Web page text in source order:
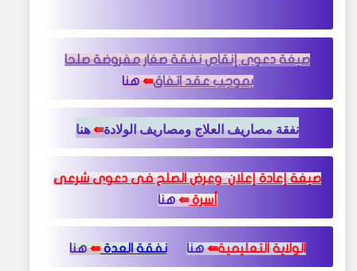
صيغةدعوى إنقاص نفقة صغار مفروضة صلحا
بموجب عقد اتفاق⇚هنا
نفقة مصاريف العلاج ومصاريف الولادة⇚هنا
صيغة إعادة إعلان وعرض الصلح فى دعوى شرعى
أسرة⇚هنا
الولاية التعليمية⇚هنا نفقة العدة⇚هنا